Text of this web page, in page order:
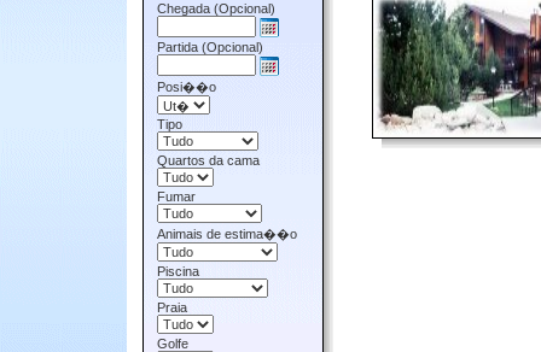
Chegada (Opcional)
Partida (Opcional)
Posi��o
Tipo
Quartos da cama
Fumar
Animais de estima��o
Piscina
Praia
Golfe